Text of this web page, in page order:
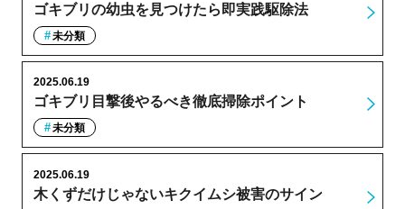
ゴキブリの幼虫を見つけたら即実践駆除法
未分類
ゴキブリ目撃後やるべき徹底掃除ポイント
2025.06.19
未分類
木くずだけじゃないキクイムシ被害のサイン
2025.06.19